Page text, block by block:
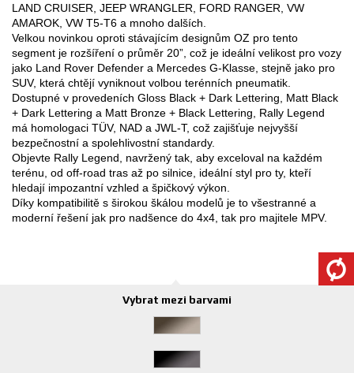
LAND CRUISER, JEEP WRANGLER, FORD RANGER, VW
AMAROK, VW T5-T6 a mnoho dalších.
Velkou novinkou oproti stávajícím designům OZ pro tento
segment je rozšíření o průměr 20”, což je ideální velikost pro vozy
jako Land Rover Defender a Mercedes G-Klasse, stejně jako pro
SUV, která chtějí vyniknout volbou terénních pneumatik.
Dostupné v provedeních Gloss Black + Dark Lettering, Matt Black
+ Dark Lettering a Matt Bronze + Black Lettering, Rally Legend
má homologaci TÜV, NAD a JWL-T, což zajišťuje nejvyšší
bezpečnostní a spolehlivostní standardy.
Objevte Rally Legend, navržený tak, aby exceloval na každém
terénu, od off-road tras až po silnice, ideální styl pro ty, kteří
hledají impozantní vzhled a špičkový výkon.
Díky kompatibilitě s širokou škálou modelů je to všestranné a
moderní řešení jak pro nadšence do 4x4, tak pro majitele MPV.
Vybrat mezi barvami